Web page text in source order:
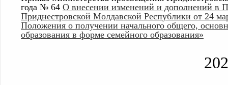
года № 64 О внесении изменений и дополнений в
Приднестровской Молдавской Республики от 24
Положения о получении начального общего,
образования в форме семейного образования»